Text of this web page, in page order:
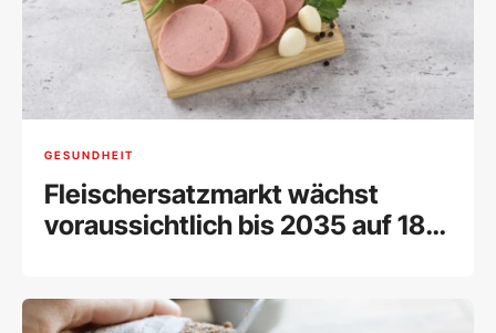
GESUNDHEIT
Fleischersatzmarkt wächst
voraussichtlich bis 2035 auf 18